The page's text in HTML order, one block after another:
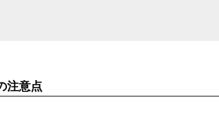
注意点